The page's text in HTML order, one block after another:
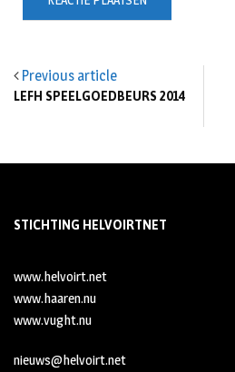
Previous article
LEFH SPEELGOEDBEURS 2014
STICHTING HELVOIRTNET
www.helvoirt.net
www.haaren.nu
www.vught.nu
nieuws@helvoirt.net